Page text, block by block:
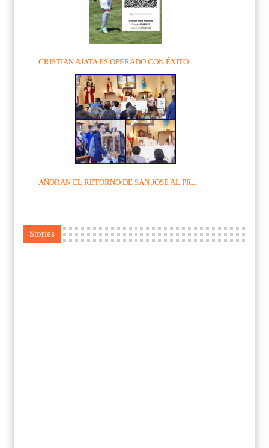
CRISTIAN AJATA ES OPERADO CON ÉXITO...
AÑORAN EL RETORNO DE SAN JOSÉ AL PR...
Stories